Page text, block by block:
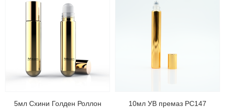
5мл Схини Голден Роллон 10мл УВ премаз РС147